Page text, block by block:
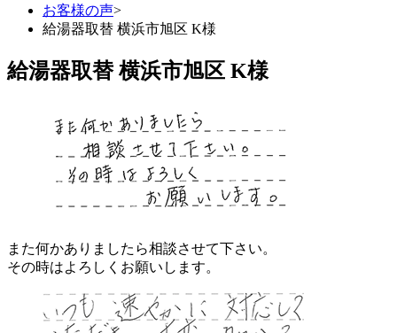
お客様の声>
給湯器取替 横浜市旭区 K様
給湯器取替 横浜市旭区 K様
また何かありましたら相談させて下さい。
その時はよろしくお願いします。